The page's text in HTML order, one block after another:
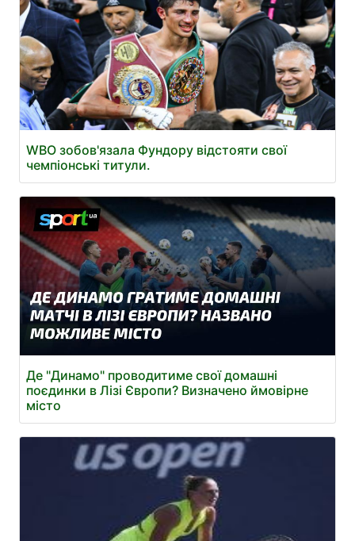
WBO зобов'язала Фундору відстояти свої
чемпіонські титули.
Де "Динамо" проводитиме свої домашні
поєдинки в Лізі Європи? Визначено ймовірне
місто